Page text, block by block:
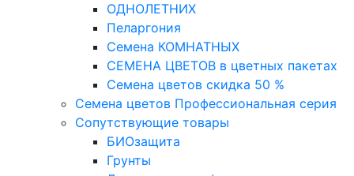
ОДНОЛЕТНИХ
Пеларгония
Семена КОМНАТНЫХ
СЕМЕНА ЦВЕТОВ в цветных пакетах
Семена цветов скидка 50 %
Семена цветов Профессиональная серия
Сопутствующие товары
БИОзащита
Грунты